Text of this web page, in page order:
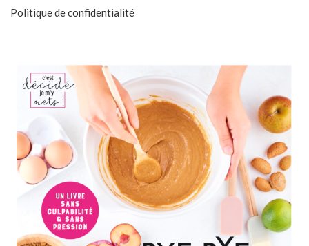
Politique de confidentialité